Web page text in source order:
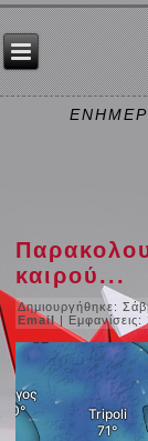
καιρού...
Δημιουργήθηκε:
Email | Εμφανίσεις: